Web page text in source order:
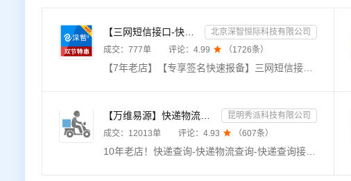
【三网短信接口-快速报备签名】短信服务-验证码-验证码短信-三网短信接口-短信验证码-短信-短信服务
北京深智恒际科技有限公司
成交： 777单 评论： 4.99  （1726条）
【7年老店】【专享签名快速报备】三网短信接口验证码，电信移动联通短信服务，适用于验证码短信、触发短信提醒等应用，发送稳定，服务周全。【联系客服添加自己的签名】【三网短信接口、短信验证码、三网短信接口验证码、数字藏品、短信群发、三网短信接口、验证码短信、短信接口、数藏平台注册、短信注册】《身份证实名认证、手机三要素实名认证、银行卡二、三、四要素实名认证》更多产品体验请往下翻到详情
【万维易源】快递物流查询-快递物流-快递按次查询-物流查询-全球快递物流信息查询-单号自动识别-支持顺丰...
昆明秀派科技有限公司
成交： 12013单 评论： 4.93  （607条）
10年老店！快递查询-快递物流查询-快递查询接口-物流查询-快递单号查询-快递物流单号查询-快递信息查询-单号自动识别，支持国内外1500多家快递物流公司，覆盖顺丰、韵达、中通、申通、圆通、邮政、DHL、UPS、宅急送、德邦、百世、安捷、速通、天天、京东、EMS等快递公司物流查询，与官网同步更新数据，及时提供物流最新状态。【注：中通/顺丰/跨越查询，需上传手机号后4位！